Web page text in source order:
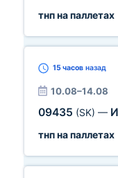
тнп на паллетах
15 часов назад
10.08–14.08
09435 (SK) —
тнп на паллетах